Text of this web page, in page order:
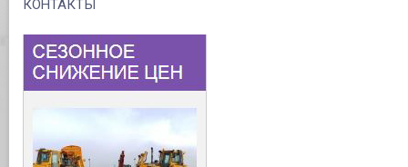
КОНТАКТЫ